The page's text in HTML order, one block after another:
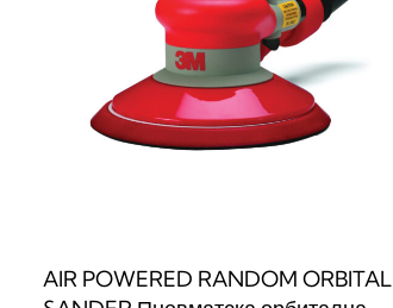
AIR POWERED RANDOM ORBITAL